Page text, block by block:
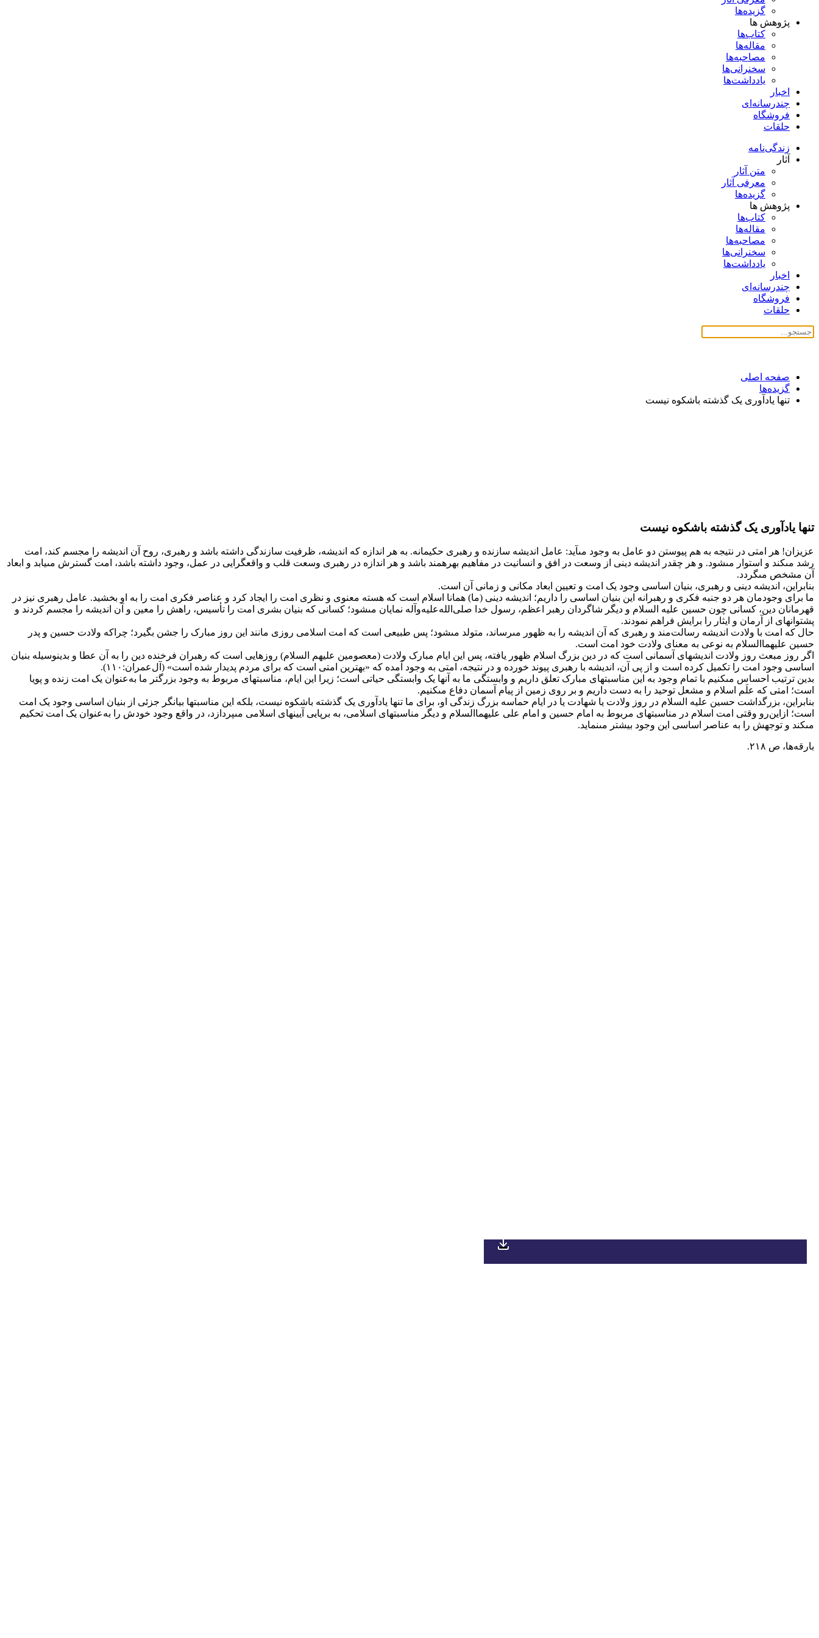
گزیده‌ها
پژوهش ها
کتاب‌ها
مقاله‌ها
مصاحبه‌ها
سخنرانی‌ها
یادداشت‌ها
اخبار
چندرسانه‌ای
فروشگاه
حلقات
زندگی‌نامه
آثار
متن آثار
معرفی آثار
گزیده‌ها
پژوهش ها
کتاب‌ها
مقاله‌ها
مصاحبه‌ها
سخنرانی‌ها
یادداشت‌ها
اخبار
چندرسانه‌ای
فروشگاه
حلقات
صفحه اصلی
گزیده‌ها
تنها یادآورى یک گذشته باشکوه نیست
تنها یادآورى یک گذشته باشکوه نیست
عزیزان! هر امتى در نتیجه به هم پیوستن دو عامل به وجود مى‏آید: عامل اندیشه سازنده و رهبرى حکیمانه. به هر اندازه که اندیشه، ظرفیت سازندگى داشته باشد و رهبرى، روح آن اندیشه را مجسم کند، امت
رشد مى‏کند و استوار مى‏شود. و هر چقدر اندیشه دینى از وسعت در افق و انسانیت در مفاهیم بهره‏مند باشد و هر اندازه در رهبرى وسعت قلب و واقع‏گرایى در عمل، وجود داشته باشد، امت گسترش مى‏یابد و ابعاد
آن مشخص مى‏گردد.
بنابراین، اندیشه دینى و رهبرى، بنیان اساسى وجود یک امت و تعیین ابعاد مکانى و زمانى آن است.
ما برای وجودمان هر دو جنبه فکری و رهبرانه این بنیان اساسى را داریم؛ اندیشه دینى (ما) همانا اسلام است که هسته معنوى و نظرى امت را ایجاد کرد و عناصر فکرى امت را به او بخشید. عامل رهبرى نیز در
قهرمانان دین، کسانى چون حسین علیه السلام و دیگر شاگردان‏ رهبر اعظم، رسول خدا صلى‌الله‌علیه‌وآله نمایان مى‏شود؛ کسانى که بنیان بشرى امت را تأسیس، راهش را معین و آن اندیشه را مجسم کردند و
پشتوانه‏اى از آرمان و ایثار را برایش فراهم نمودند.
حال که امت با ولادت اندیشه رسالت‌مند و رهبرى که آن اندیشه را به ظهور مى‏رساند، متولد مى‏شود؛ پس طبیعى است که امت اسلامى روزى مانند این روز مبارک را جشن بگیرد؛ چراکه ولادت حسین و پدر
حسین علیهما‌السلام به نوعى به معناى ولادت خود امت است.
اگر روز مبعث روز ولادت اندیشه‏اى آسمانى است که در دین بزرگ اسلام ظهور یافته، پس این ایام مبارک ولادت (معصومین علیهم السلام‏) روزهایى است که رهبران فرخنده دین را به آن عطا و بدین‏وسیله بنیان
اساسى وجود امت را تکمیل کرده است و از پى آن، اندیشه با رهبرى پیوند خورده و در نتیجه، امتى به وجود آمده که «بهترین امتى است که براى مردم پدیدار شده است» (آل‌عمران:١١٠).
بدین ترتیب احساس مى‏کنیم با تمام وجود به این مناسبت‏هاى مبارک تعلق داریم و وابستگى ما به آن‏ها یک وابستگى حیاتى است؛ زیرا این ایام، مناسبت‏هاى مربوط به وجود بزرگ‏تر ما به‌عنوان یک امت زنده و پویا
است؛ امتى که علَم اسلام و مشعل توحید را به دست داریم و بر روى زمین از پیام آسمان دفاع مى‏کنیم.
بنابراین، بزرگداشت حسین علیه السلام در روز ولادت یا شهادت یا در ایام حماسه بزرگ زندگى او، براى ما تنها یادآورى یک گذشته باشکوه نیست، بلکه این مناسبت‏ها بیانگر جزئى از بنیان اساسى وجود یک امت
است؛ ازاین‌رو وقتى امت اسلام در مناسبت‏هاى مربوط به امام حسین و امام على علیهماالسلام و دیگر مناسبت‏هاى اسلامى، به برپایى آیین‏هاى اسلامى مى‏پردازد، در واقع وجود خودش را به‌عنوان یک امت تحکیم
مى‏کند و توجهش را به عناصر اساسى این وجود بیشتر مى‏نماید.
بارقه‌ها، ص ٢١٨.